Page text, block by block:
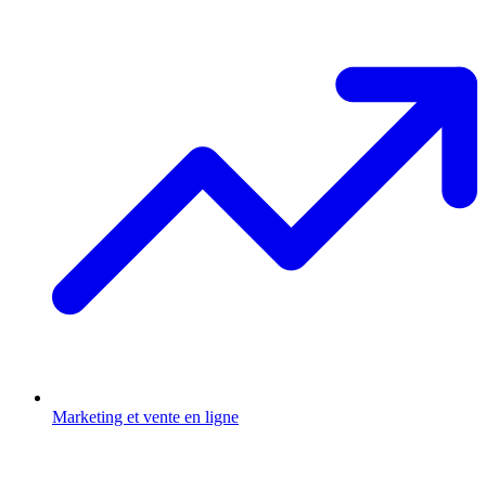
Marketing et vente en ligne